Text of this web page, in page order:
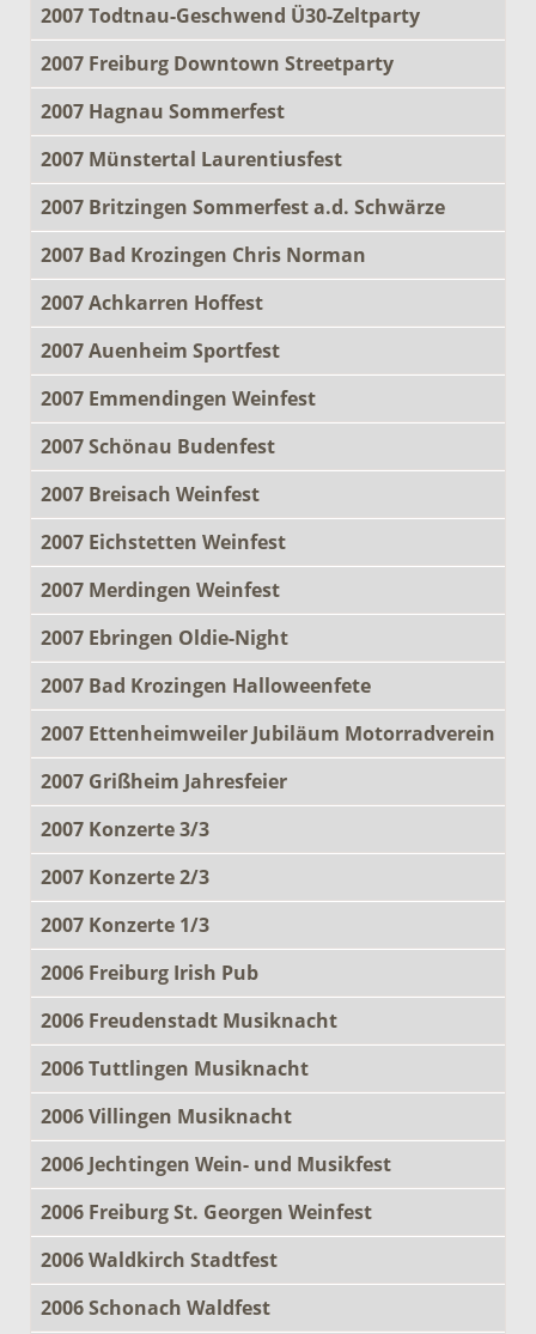
2007 Todtnau-Geschwend Ü30-Zeltparty
2007 Freiburg Downtown Streetparty
2007 Hagnau Sommerfest
2007 Münstertal Laurentiusfest
2007 Britzingen Sommerfest a.d. Schwärze
2007 Bad Krozingen Chris Norman
2007 Achkarren Hoffest
2007 Auenheim Sportfest
2007 Emmendingen Weinfest
2007 Schönau Budenfest
2007 Breisach Weinfest
2007 Eichstetten Weinfest
2007 Merdingen Weinfest
2007 Ebringen Oldie-Night
2007 Bad Krozingen Halloweenfete
2007 Ettenheimweiler Jubiläum Motorradverein
2007 Grißheim Jahresfeier
2007 Konzerte 3/3
2007 Konzerte 2/3
2007 Konzerte 1/3
2006 Freiburg Irish Pub
2006 Freudenstadt Musiknacht
2006 Tuttlingen Musiknacht
2006 Villingen Musiknacht
2006 Jechtingen Wein- und Musikfest
2006 Freiburg St. Georgen Weinfest
2006 Waldkirch Stadtfest
2006 Schonach Waldfest